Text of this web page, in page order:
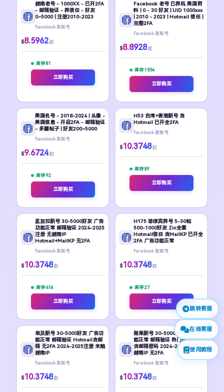
越南老号 - 1000XX - 已开2FA
- 邮箱验证 - 养信任 - 好友
0~5000 | 注册2010-2023
Facebook 新账号
$8.5962 起
库存 81
立即购买
Facebook 老号 已养机 美国资
料 | 0 - 30 好友 | UID 1000xxx
| 2010 - 2023 | Hotmail 信任 |
完整2FA
Facebook 新账号
$8.8928 起
库存 1554
立即购买
美国名号 - 2018-2024 | 头像 -
美国信息 - 开启2FA - 邮箱验证
- 多篇帖子 | 好友200~5000
Facebook 新账号
$9.6724 起
库存 92
立即购买
H53 台湾+香港新号 含
Hotmail 已开全2FA
Facebook 新账号
$10.3748 起
库存 89
立即购买
孟加拉新号 30-5000好友 广告
功能正常 邮箱验证 2024-2025
注册 无越南IP
Hotmail+MailKP 无2FA
Facebook 新账号
$10.3748 起
库存 416
立即购买
H175 菲律宾养号 5-30帖
500-1000好友 Zin全套
Hotmail信任 含MailKP 已开全
2FA 广告功能正常
Facebook 新账号
$10.3748 起
库存 27
立即购买
埃及新号 30-5000好友 广告功
能正常 邮箱验证 Hotmail含邮
箱 无2FA 2024-2025注册 未触
越南IP
Facebook 新账号
$10.3748 起
刚果新号 30-5000好友 广告功
能正常 邮箱验证 热门Hotmail
含邮箱密码 2024-2025注册 无
越南IP 无2FA
Facebook 新账号
$10.3748 起
跳转客服
在线客服
使用教程